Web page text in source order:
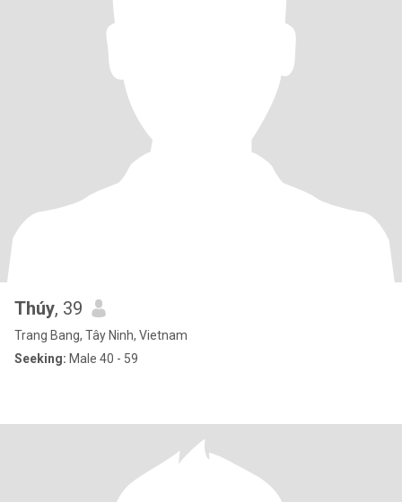
Thúy, 39
Trang Bang, Tây Ninh, Vietnam
Seeking: Male 40 - 59